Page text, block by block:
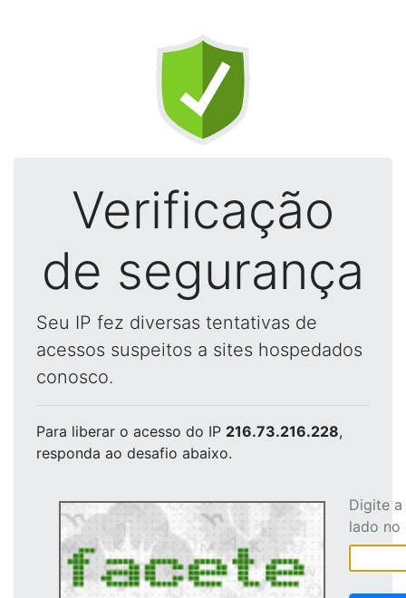
Verificação
de segurança
Seu IP fez diversas tentativas de
acessos suspeitos a sites hospedados
conosco.
Para liberar o acesso do IP 216.73.216.228,
responda ao desafio abaixo.
Digite
lado no